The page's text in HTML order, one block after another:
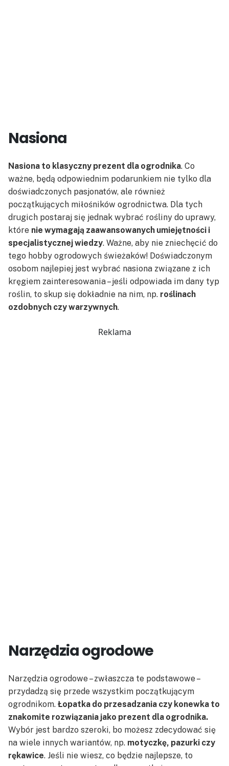
Nasiona
Nasiona to klasyczny prezent dla ogrodnika. Co
ważne, będą odpowiednim podarunkiem nie tylko dla
doświadczonych pasjonatów, ale również
początkujących miłośników ogrodnictwa. Dla tych
drugich postaraj się jednak wybrać rośliny do uprawy,
które nie wymagają zaawansowanych umiejętności i
specjalistycznej wiedzy. Ważne, aby nie zniechęcić do
tego hobby ogrodowych świeżaków! Doświadczonym
osobom najlepiej jest wybrać nasiona związane z ich
kręgiem zainteresowania – jeśli odpowiada im dany typ
roślin, to skup się dokładnie na nim, np. roślinach
ozdobnych czy warzywnych.
Reklama
Narzędzia ogrodowe
Narzędzia ogrodowe – zwłaszcza te podstawowe –
przydadzą się przede wszystkim początkującym
ogrodnikom. Łopatka do przesadzania czy konewka to
znakomite rozwiązania jako prezent dla ogrodnika.
Wybór jest bardzo szeroki, bo możesz zdecydować się
na wiele innych wariantów, np. motyczkę, pazurki czy
rękawice. Jeśli nie wiesz, co będzie najlepsze, to